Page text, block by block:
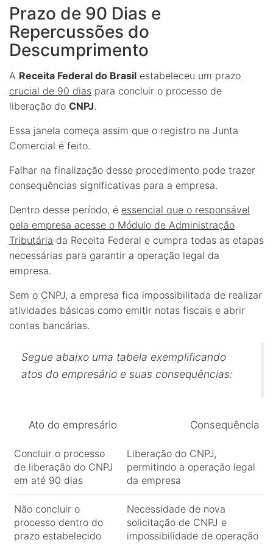
Prazo de 90 Dias e
Repercussões do
Descumprimento
A Receita Federal do Brasil estabeleceu um prazo
crucial de 90 dias para concluir o processo de
liberação do CNPJ.
Essa janela começa assim que o registro na Junta
Comercial é feito.
Falhar na finalização desse procedimento pode trazer
consequências significativas para a empresa.
Dentro desse período, é essencial que o responsável
pela empresa acesse o Módulo de Administração
Tributária da Receita Federal e cumpra todas as etapas
necessárias para garantir a operação legal da
empresa.
Sem o CNPJ, a empresa fica impossibilitada de realizar
atividades básicas como emitir notas fiscais e abrir
contas bancárias.
Segue abaixo uma tabela exemplificando
atos do empresário e suas consequências:
Ato do empresário Consequência
Concluir o processo
de liberação do CNPJ
em até 90 dias
Liberação do CNPJ,
permitindo a operação legal
da empresa
Não concluir o
processo dentro do
prazo estabelecido
Necessidade de nova
solicitação de CNPJ e
impossibilidade de operação